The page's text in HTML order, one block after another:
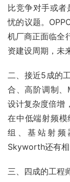
比竞争对手或者
忧的议题。
机厂商正面临全
资建设周期，未
二、接近5成的
合、高阶调制、
设计复杂度倍增
在中低端射频
组、基站射频
Skyworth还有相
三、四成的工程